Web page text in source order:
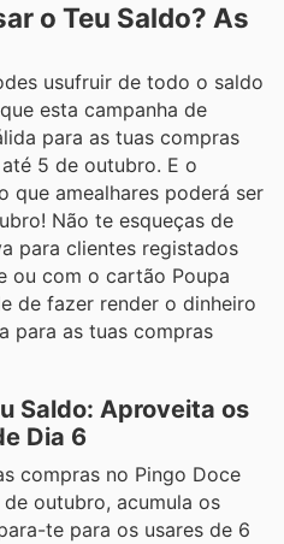
o Teu Saldo? As
usufruir de todo o saldo
esta campanha de
para as tuas compras
5 de outubro. E o
que amealhares poderá ser
Não te esqueças de
para clientes registados
ou com o cartão Poupa
de fazer render o dinheiro
para as tuas compras
Saldo: Aproveita os
Dia 6
compras no Pingo Doce
outubro, acumula os
te para os usares de 6